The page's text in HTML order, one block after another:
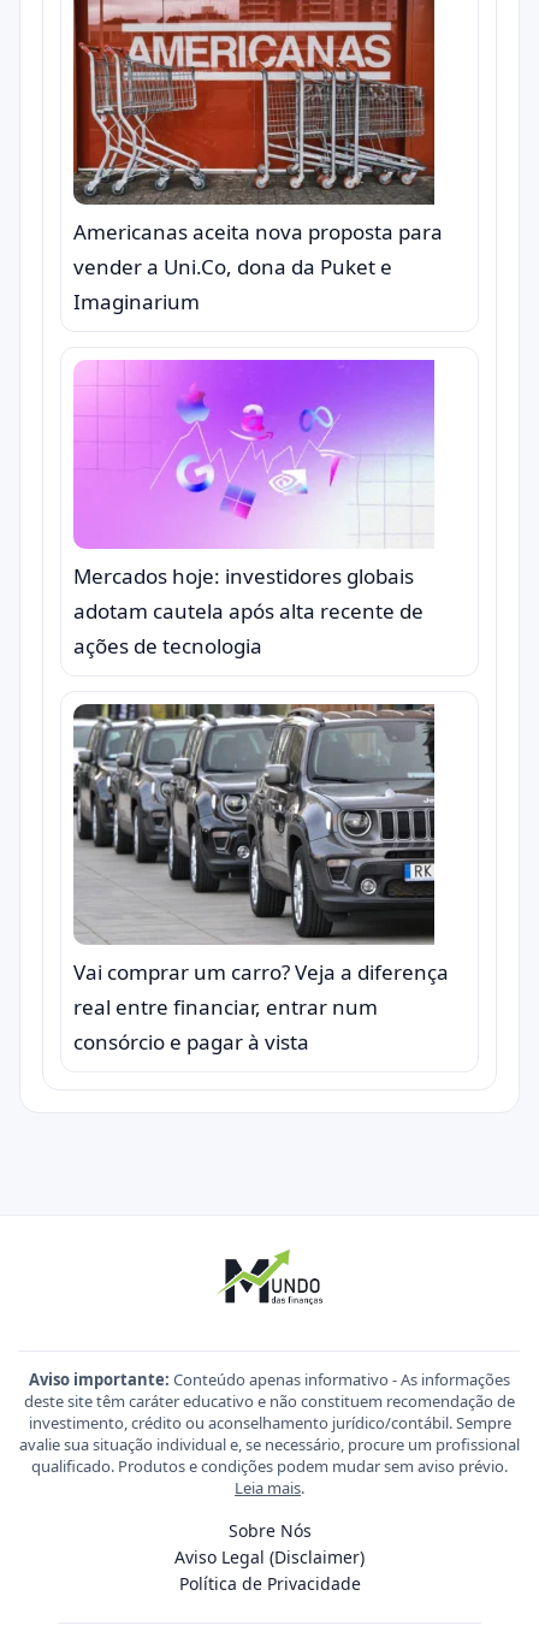
Americanas aceita nova proposta para
vender a Uni.Co, dona da Puket e
Imaginarium
Mercados hoje: investidores globais
adotam cautela após alta recente de
ações de tecnologia
Vai comprar um carro? Veja a diferença
real entre financiar, entrar num
consórcio e pagar à vista
Aviso importante: Conteúdo apenas informativo - As informações
deste site têm caráter educativo e não constituem recomendação de
investimento, crédito ou aconselhamento jurídico/contábil. Sempre
avalie sua situação individual e, se necessário, procure um profissional
qualificado. Produtos e condições podem mudar sem aviso prévio.
Leia mais.
Sobre Nós
Aviso Legal (Disclaimer)
Política de Privacidade